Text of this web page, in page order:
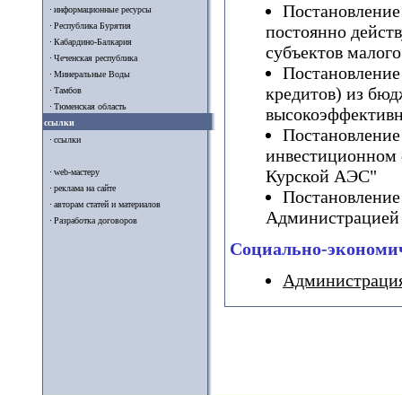
информационные ресурсы
Республика Бурятия
Кабардино-Балкария
Чеченская республика
Минеральные Воды
Тамбов
Тюменская область
ссылки
ссылки
web-мастеру
реклама на сайте
авторам статей и материалов
Разработка договоров
постоянно
субъектов
кредитов) из
инвестиционном
Курской АЭС"
Социально-